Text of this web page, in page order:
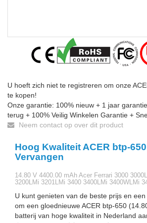
U hoeft zich niet te registreren om onze
te kopen!
Onze garantie: 100% nieuw + 1 jaar
terug + 100% Veilig Winkelen Garantie +
Neem contact op over dit product
Hoog Kwaliteit ACER btp-
Vervangen
14.80 V 4400.00 mAh Acer Ferrari 3000
3200LMi 3201LMi 3400 3400LMi 3400WLMi
U kunt genieten van de beste prijs en
om een gloednieuwe ACER btp-650
batterij van hoge kwaliteit in Nederland